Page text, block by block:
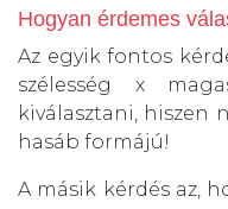
Hogyan érdemes
Az egyik fontos
szélesség x
kiválasztani, hiszen
hasáb formájú!
A másik kérdés az,